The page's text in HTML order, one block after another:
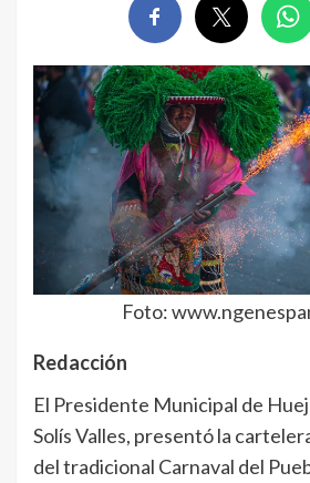
Foto:
Redacción
El Presidente Municipal de
Solís Valles, presentó la
del tradicional Carnaval del